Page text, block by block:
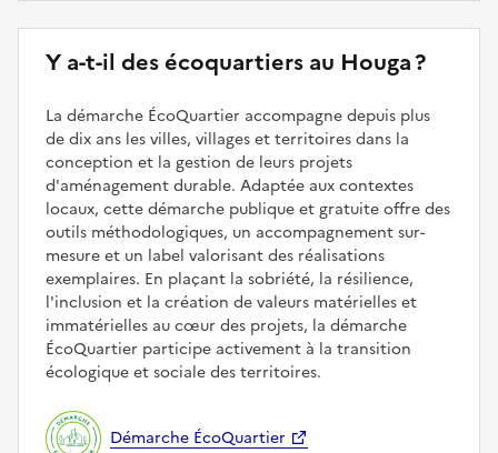
Y a-t-il des écoquartiers au Houga ?
La démarche ÉcoQuartier accompagne depuis plus
de dix ans les villes, villages et territoires dans la
conception et la gestion de leurs projets
d'aménagement durable. Adaptée aux contextes
locaux, cette démarche publique et gratuite offre des
outils méthodologiques, un accompagnement sur-
mesure et un label valorisant des réalisations
exemplaires. En plaçant la sobriété, la résilience,
l'inclusion et la création de valeurs matérielles et
immatérielles au cœur des projets, la démarche
ÉcoQuartier participe activement à la transition
écologique et sociale des territoires.
Démarche ÉcoQuartier